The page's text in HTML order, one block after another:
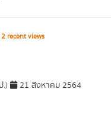
recent views
.)
21 สิงหาคม 2564